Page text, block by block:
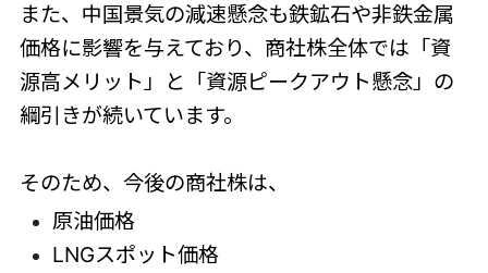
また、中国景気の減速懸念も鉄鉱石や非鉄金属
価格に影響を与えており、商社株全体では「資
源高メリット」と「資源ピークアウト懸念」の
綱引きが続いています。
そのため、今後の商社株は、
原油価格
LNGスポット価格